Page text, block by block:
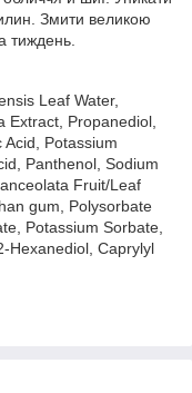
Змити великою
тиждень.
Leaf Water,
Extract, Propanediol,
Potassium
Panthenol, Sodium
Fruit/Leaf
gum, Polysorbate
Potassium Sorbate,
Hexanediol, Caprylyl